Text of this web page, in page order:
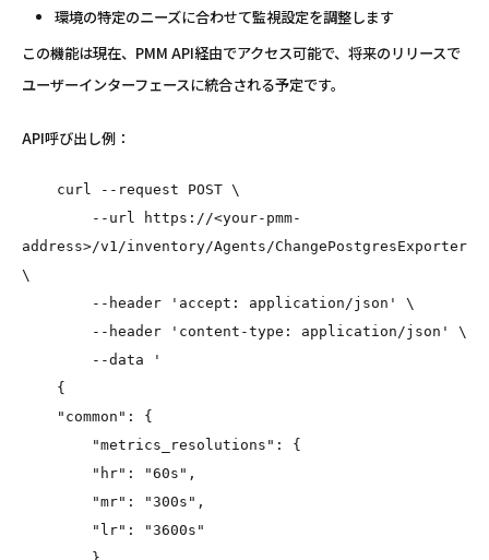
環境の特定のニーズに合わせて監視設定を調整します
この機能は現在、PMM API経由でアクセス可能で、将来のリリースで
ユーザーインターフェースに統合される予定です。
API呼び出し例：
curl --request POST \
--url
https://<your-pmm-
address>/v1/inventory/Agents/ChangePostgresExporter
\
--header
'accept: application/json'
\
--header
'content-type: application/json'
\
--data
'
    {
    "common": {
        "metrics_resolutions": {
        "hr": "60s",
        "mr": "300s",
        "lr": "3600s"